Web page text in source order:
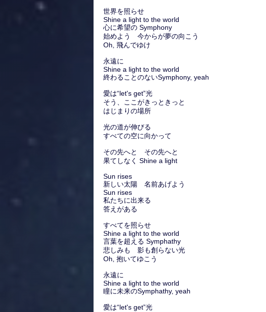
世界を照らせ
Shine a light to the world
心に希望の Symphony
始めよう 今からが夢の向こう
Oh, 飛んでゆけ
永遠に
Shine a light to the world
終わることのないSymphony, yeah
愛は“let's get”光
そう、ここがきっときっと
はじまりの場所
光の道が伸びる
すべての空に向かって
その先へと その先へと
果てしなく Shine a light
Sun rises
新しい太陽 名前あげよう
Sun rises
私たちに出来る
答えがある
すべてを照らせ
Shine a light to the world
言葉を超える Symphathy
悲しみも 影も創らない光
Oh, 抱いてゆこう
永遠に
Shine a light to the world
瞳に未来のSymphathy, yeah
愛は“let's get”光